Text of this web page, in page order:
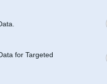
for Targeted
tad klātienē parādot, ka-veči, esat laipni
nekādu info krieviski, pisat nahuj